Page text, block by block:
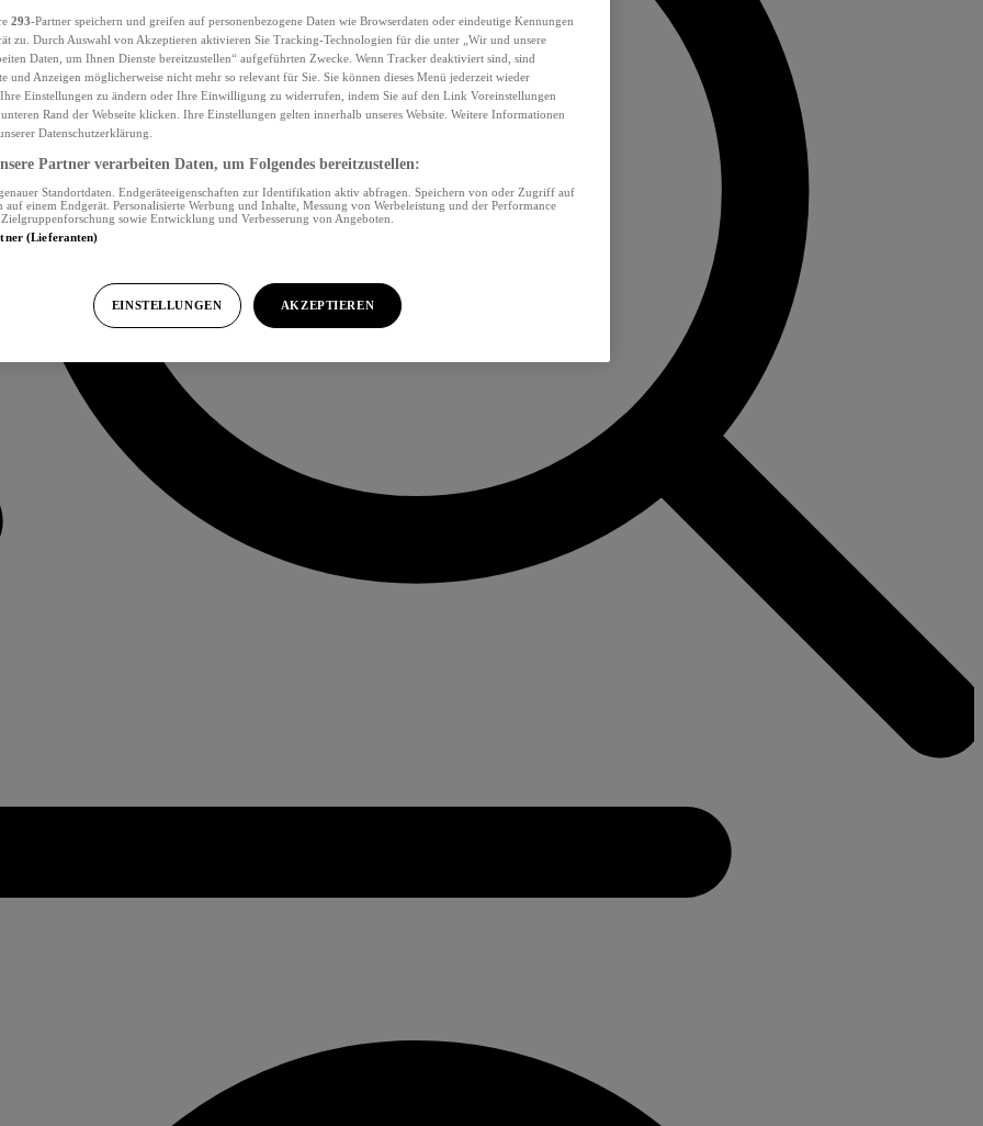
293-Partner speichern und greifen auf personenbezogene Daten wie Browserdaten oder eindeutige Kennungen
zu. Durch Auswahl von Akzeptieren aktivieren Sie Tracking-Technologien für die unter „Wir und unsere
Daten, um Ihnen Dienste bereitzustellen“ aufgeführten Zwecke. Wenn Tracker deaktiviert sind, sind
und Anzeigen möglicherweise nicht mehr so relevant für Sie. Sie können dieses Menü jederzeit wieder
Einstellungen zu ändern oder Ihre Einwilligung zu widerrufen, indem Sie auf den Link Voreinstellungen
Rand der Webseite klicken. Ihre Einstellungen gelten innerhalb unseres Website. Weitere Informationen
Datenschutzerklärung.
Partner verarbeiten Daten, um Folgendes bereitzustellen:
Standortdaten. Endgeräteeigenschaften zur Identifikation aktiv abfragen. Speichern von oder Zugriff auf
einem Endgerät. Personalisierte Werbung und Inhalte, Messung von Werbeleistung und der Performance
sowie Entwicklung und Verbesserung von Angeboten.
(Lieferanten)
EINSTELLUNGEN AKZEPTIEREN